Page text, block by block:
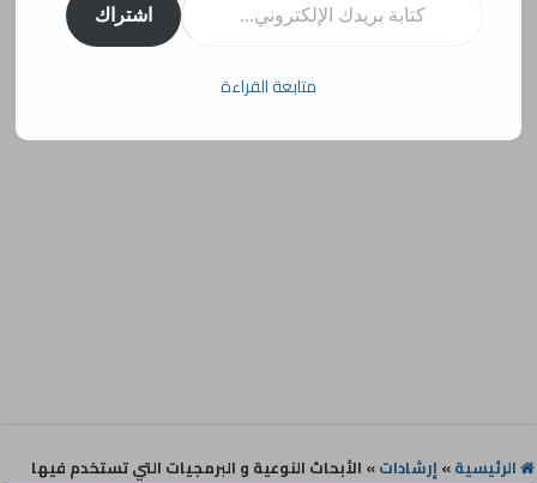
الرئيسية» إرشادات» الأبحاث النوعية و البرمجيات التي تستخدم فيها
اشتراك
متابعة القراءة